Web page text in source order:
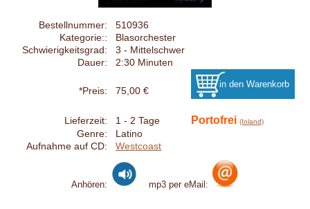
Bestellnummer:
510936
Kategorie::
Blasorchester
Schwierigkeitsgrad:
3 - Mittelschwer
Dauer:
2:30 Minuten
*Preis: 75,00 €
Lieferzeit: 1 - 2 Tage Portofrei (Inland)
Genre:
Latino
Aufnahme auf CD:
Westcoast
Anhören: mp3 per eMail: